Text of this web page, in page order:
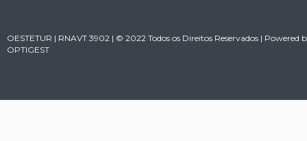
OESTETUR | RNAVT 3902 | © 2022 Todos os Direitos Reservados | Powered
OPTIGEST